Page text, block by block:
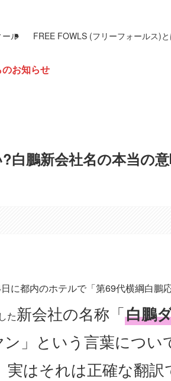
ール FREE FOWLS (フリーフォールス)
白鵬新会社名の本当の
に都内のホテルで「第69代横綱白鵬
た新会社の名称「白鵬
」という言葉につい
実はそれは正確な翻